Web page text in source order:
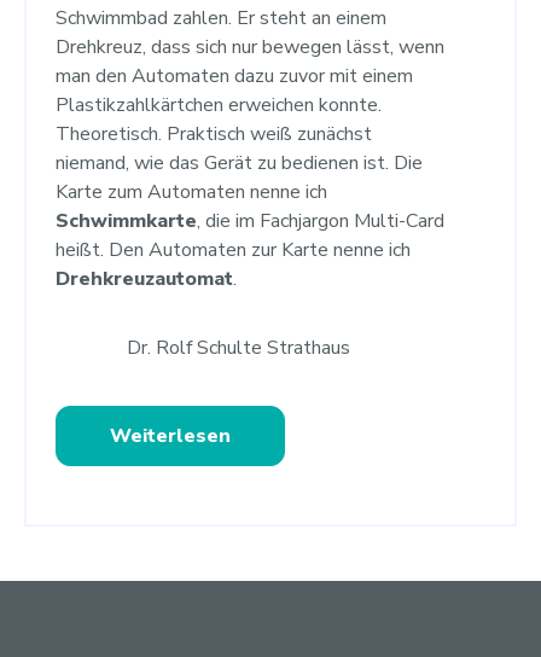
Schwimmbad zahlen. Er steht an einem
Drehkreuz, dass sich nur bewegen lässt, wenn
man den Automaten dazu zuvor mit einem
Plastikzahlkärtchen erweichen konnte.
Theoretisch. Praktisch weiß zunächst
niemand, wie das Gerät zu bedienen ist. Die
Karte zum Automaten nenne ich
Schwimmkarte, die im Fachjargon Multi-Card
heißt. Den Automaten zur Karte nenne ich
Drehkreuzautomat.
Dr. Rolf Schulte Strathaus
Weiterlesen